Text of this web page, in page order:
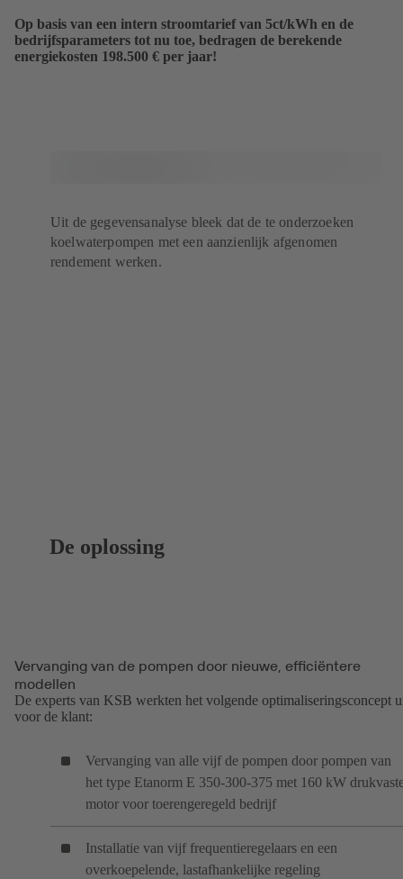
Op basis van een intern stroomtarief van 5ct/kWh en de
bedrijfsparameters tot nu toe, bedragen de berekende
energiekosten 198.500 € per jaar!
Uit de gegevensanalyse bleek dat de te onderzoeken
koelwaterpompen met een aanzienlijk afgenomen
rendement werken.
De oplossing
Vervanging van de pompen door nieuwe, efficiëntere
modellen
De experts van KSB werkten het volgende optimaliseringsconcept
voor de klant:
Vervanging van alle vijf de pompen door pompen van
het type Etanorm E 350-300-375 met 160 kW
motor voor toerengeregeld bedrijf
Installatie van vijf frequentieregelaars en een
overkoepelende, lastafhankelijke regeling